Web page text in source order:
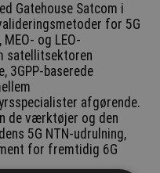
Gatehouse Satcom i
for 5G
og LEO-
satellitsektoren
3GPP-baserede
afgørende.
de værktøjer og den
5G NTN-udrulning,
for fremtidig 6G